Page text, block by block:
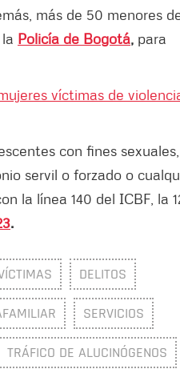
más de 50 menores
Policía de Bogotá, para
víctimas de
con fines sexuales,
servil o forzado o
la línea 140 del ICBF, la
.
DELITOS
SERVICIOS
TRÁFICO DE ALUCINÓGENOS